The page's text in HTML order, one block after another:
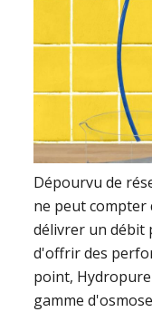
Dépourvu de
ne peut compter
délivrer un débit
d'offrir des
point,
gamme